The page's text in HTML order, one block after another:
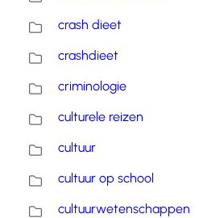
crash dieet
crashdieet
criminologie
culturele reizen
cultuur
cultuur op school
cultuurwetenschappen